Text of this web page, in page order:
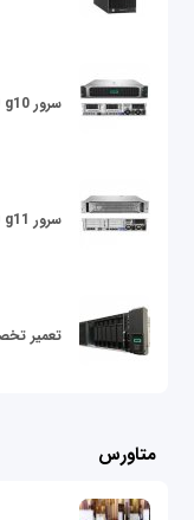
سرور dl380 g10
سرور dl380 g11
تعمیر
متاورس